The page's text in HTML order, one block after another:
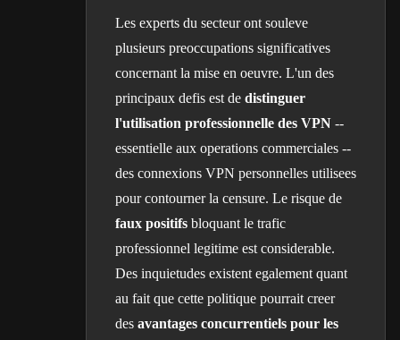
Les experts du secteur ont souleve
plusieurs preoccupations significatives
concernant la mise en oeuvre. L'un des
principaux defis est de distinguer
l'utilisation professionnelle des VPN --
essentielle aux operations commerciales --
des connexions VPN personnelles utilisees
pour contourner la censure. Le risque de
faux positifs bloquant le trafic
professionnel legitime est considerable.
Des inquietudes existent egalement quant
au fait que cette politique pourrait creer
des avantages concurrentiels pour les